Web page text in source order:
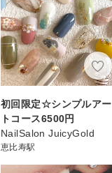
初回限定☆シンプルアー
トコース6500円
NailSalon JuicyGold
恵比寿駅